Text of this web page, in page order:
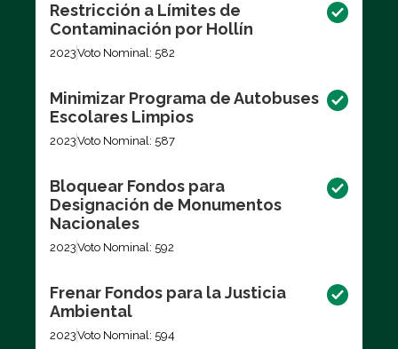
Restricción a Límites de
Contaminación por Hollín
2023Voto Nominal: 582
Minimizar Programa de Autobuses
Escolares Limpios
2023Voto Nominal: 587
Bloquear Fondos para
Designación de Monumentos
Nacionales
2023Voto Nominal: 592
Frenar Fondos para la Justicia
Ambiental
2023Voto Nominal: 594